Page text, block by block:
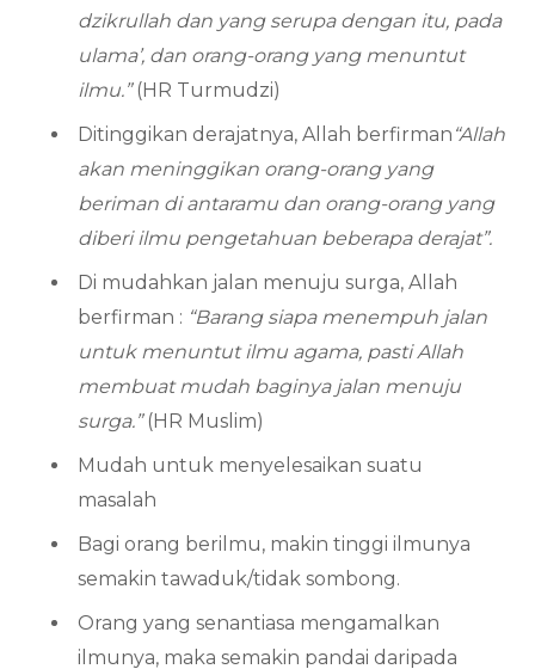
dzikrullah dan yang serupa dengan itu, pada
ulama’, dan orang-orang yang menuntut
ilmu.”(HR Turmudzi)
Ditinggikan derajatnya, Allah berfirman “Allah
akan meninggikan orang-orang yang
beriman di antaramu dan orang-orang yang
diberi ilmu pengetahuan beberapa derajat”.
Di mudahkan jalan menuju surga, Allah
berfirman : “Barang siapa menempuh jalan
untuk menuntut ilmu agama, pasti Allah
membuat mudah baginya jalan menuju
surga.”(HR Muslim)
Mudah untuk menyelesaikan suatu
masalah
Bagi orang berilmu, makin tinggi ilmunya
semakin tawaduk/tidak sombong.
Orang yang senantiasa mengamalkan
ilmunya, maka semakin pandai daripada